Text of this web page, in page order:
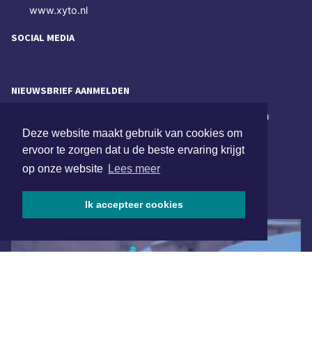
Deze website maakt gebruik van cookies om
ervoor te zorgen dat u de beste ervaring krijgt
op onze website Lees meer
Ik accepteer cookies
www.xyto.nl
SOCIAL MEDIA
NIEUWSBRIEF AANMELDEN
Schrijf je in voor onze nieuwsbrief en krijg wekelijks een
samenvatting van alle gebeurtenissen uit jouw regio.
ONLINE DAGBLADEN